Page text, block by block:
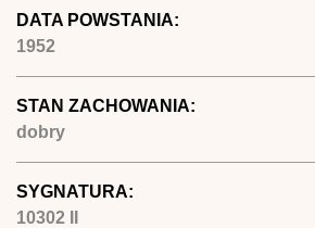
DATA POWSTANIA:
1952
STAN ZACHOWANIA:
dobry
SYGNATURA:
10302 II